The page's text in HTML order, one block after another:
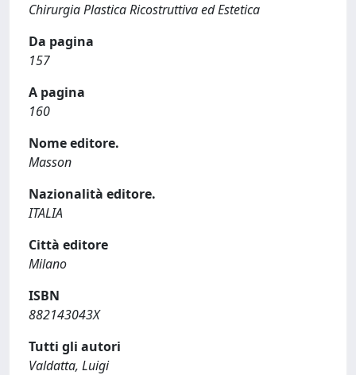
Chirurgia Plastica Ricostruttiva ed Estetica
Da pagina
157
A pagina
160
Nome editore.
Masson
Nazionalità editore.
ITALIA
Città editore
Milano
ISBN
882143043X
Tutti gli autori
Valdatta, Luigi